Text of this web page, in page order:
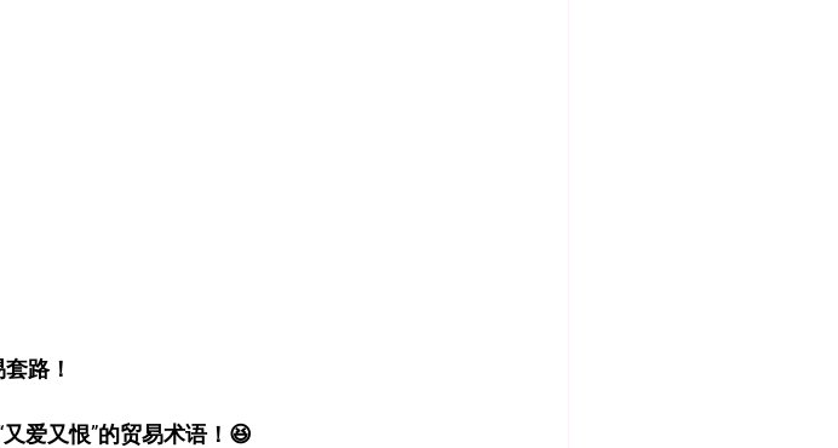
路！
爱又恨”的贸易术语！😆